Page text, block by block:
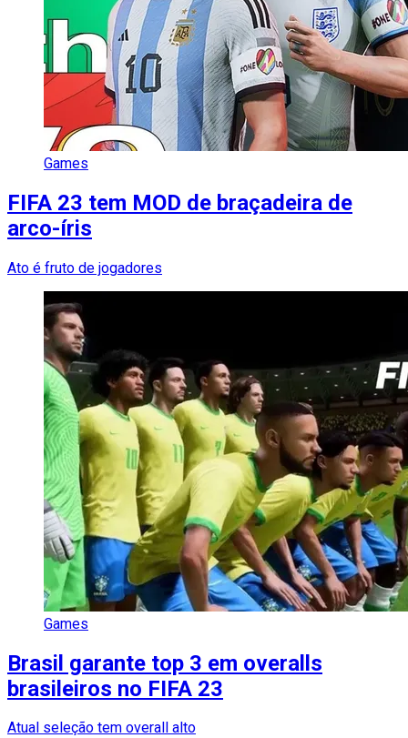
Games
FIFA 23 tem MOD de braçadeira de
arco-íris
Ato é fruto de jogadores
Games
Brasil garante top 3 em overalls
brasileiros no FIFA 23
Atual seleção tem overall alto